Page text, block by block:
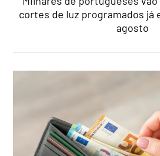
cortes de luz programados já
agosto